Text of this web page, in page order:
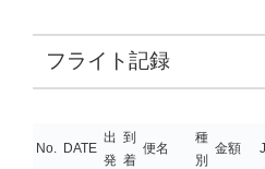
フライト記録
No. DATE
出
発
到
着
便名
種
別
金額 J